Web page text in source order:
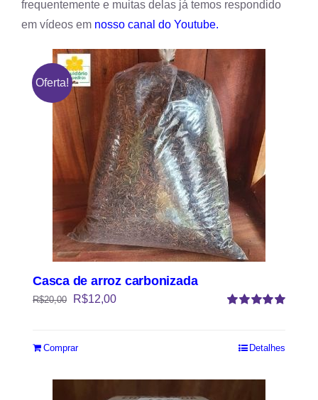
frequentemente e muitas delas já temos respondido
em vídeos em nosso canal do Youtube.
Oferta!
Casca de arroz carbonizada
R$20,00 R$12,00
Comprar Detalhes